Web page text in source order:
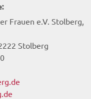
Frauen e.V. Stolberg,
Stolberg